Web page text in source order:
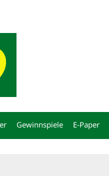
Gewinnspiele E-Paper